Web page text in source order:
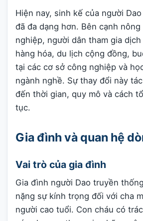
Hiện nay, sinh kế của người
đã đa dạng hơn. Bên cạnh
nghiệp, người dân tham gia
hàng hóa, du lịch cộng đồng,
tại các cơ sở công nghiệp và
ngành nghề. Sự thay đổi này
đến thời gian, quy mô và cách
tục.
Gia đình và quan hệ
Vai trò của gia đình
Gia đình người Dao truyền
nặng sự kính trọng đối với cha
người cao tuổi. Con cháu có